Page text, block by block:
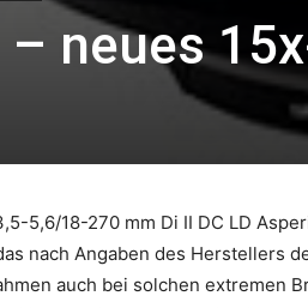
– neues
5,6/18-270 mm Di II DC LD
nach Angaben des Herstellers
auch bei solchen extremen